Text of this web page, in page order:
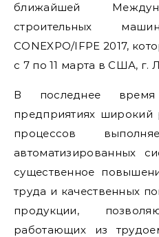
ближайшей
строительных
CONEXPO/IFPE 2017,
с 7 по 11 марта в США, г.
В последнее
предприятиях широкий
процессов
автоматизированных
существенное
труда и качественных
продукции,
работающих из